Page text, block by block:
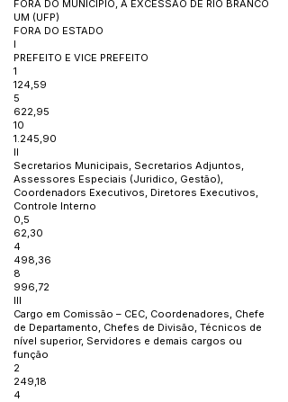
FORA DO MUNICIPIO, A EXCESSÃO DE RIO BRANCO
UM (UFP)
FORA DO ESTADO
I
PREFEITO E VICE PREFEITO
1
124,59
5
622,95
10
1.245,90
II
Secretarios Municipais, Secretarios Adjuntos,
Assessores Especiais (Juridico, Gestão),
Coordenadors Executivos, Diretores Executivos,
Controle Interno
0,5
62,30
4
498,36
8
996,72
III
Cargo em Comissão – CEC, Coordenadores, Chefe
de Departamento, Chefes de Divisão, Técnicos de
nível superior, Servidores e demais cargos ou
função
2
249,18
4